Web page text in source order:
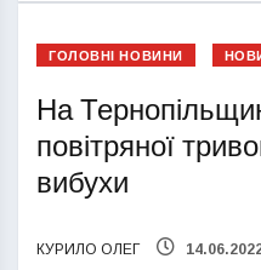
ГОЛОВНІ НОВИНИ
На
повітряної
вибухи
КУРИЛО ОЛЕГ